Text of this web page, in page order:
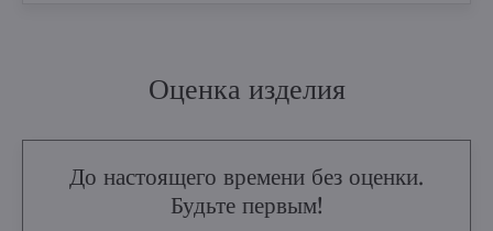
Оценка изделия
До настоящего времени без оценки.
Будьте первым!